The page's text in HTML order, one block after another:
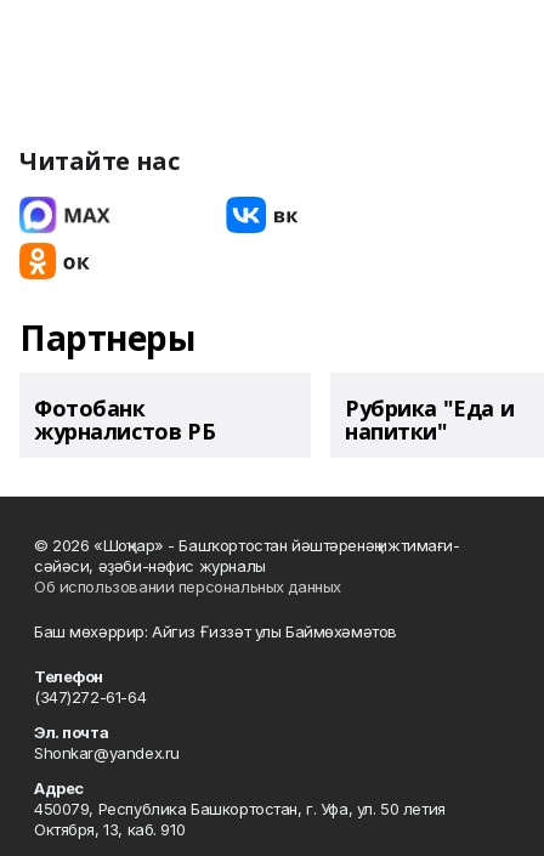
Читайте нас
Партнеры
Фотобанк
журналистов РБ
Рубрика "Еда и
напитки"
© 2026 «Шоңҡар» - Башҡортостан йәштәренәң ижтимағи-
сәйәси, әҙәби-нәфис журналы
Об использовании персональных данных
Баш мөхәррир: Айгиз Ғиззәт улы Баймөхәмәтов
Телефон
(347)272-61-64
Эл. почта
Shonkar@yandex.ru
Адрес
450079, Республика Башкортостан, г. Уфа, ул. 50 летия
Октября, 13, каб. 910